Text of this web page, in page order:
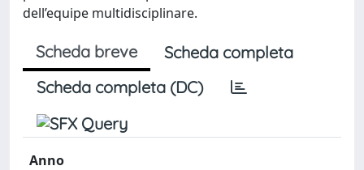
dell’equipe multidisciplinare.
Scheda breve
Scheda completa
Scheda completa (DC)
Anno